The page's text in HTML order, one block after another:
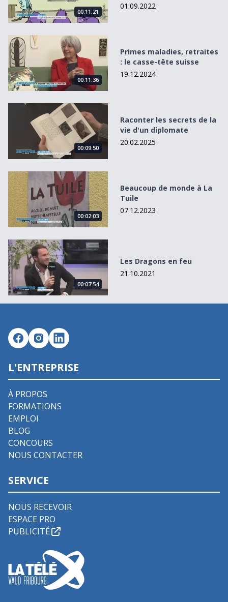
00:11:21
01.09.2022
Primes maladies, retraites : le casse-tête suisse
00:11:36
Primes maladies, retraites
: le casse-tête suisse
19.12.2024
Raconter les secrets de la vie d&#039;un diplomate
00:09:50
Raconter les secrets de la
vie d'un diplomate
20.02.2025
Beaucoup de monde à La Tuile
00:02:03
Beaucoup de monde à La
Tuile
07.12.2023
Les Dragons en feu
00:07:54
Les Dragons en feu
21.10.2021
L'ENTREPRISE
À PROPOS
FORMATIONS
EMPLOI
BLOG
CONCOURS
NOUS CONTACTER
SERVICE
NOUS RECEVOIR
ESPACE PRO
PUBLICITÉ